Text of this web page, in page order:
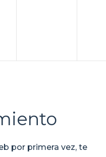
por primera vez, te